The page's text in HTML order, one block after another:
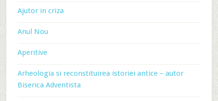
Ajutor in criza
Anul Nou
Aperitive
Arheologia si reconstituirea istoriei antice – autor
Biserica Adventista